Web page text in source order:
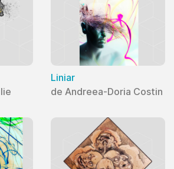
Liniar
de Andreea-Doria Costin